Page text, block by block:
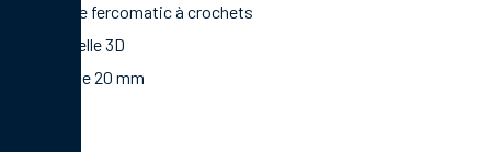
Serrure fercomatic à crochets
Paumelle 3D
Seuil de 20 mm